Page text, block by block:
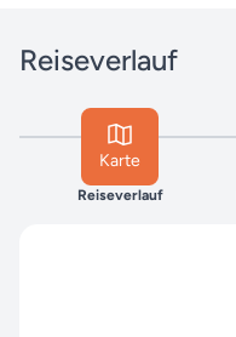
Reiseverlauf
Karte
Reiseverlauf